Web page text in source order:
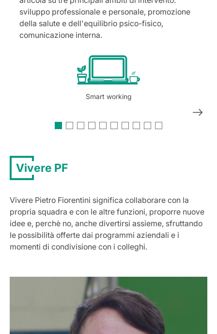
sviluppo professionale e personale, promozione
della salute e dell'equilibrio psico-fisico,
comunicazione interna.
Smart working
Vivere PF
Vivere Pietro Fiorentini significa collaborare con la
propria squadra e con le altre funzioni, proporre nuove
idee e, perchè no, anche divertirsi assieme, sfruttando
le possibilità offerte dai programmi aziendali e i
momenti di condivisione con i colleghi.